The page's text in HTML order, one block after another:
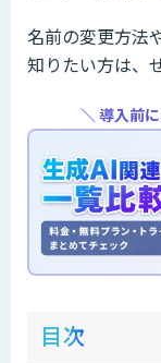
名前の変更方法
知りたい方は、
＼ 導入前
目次